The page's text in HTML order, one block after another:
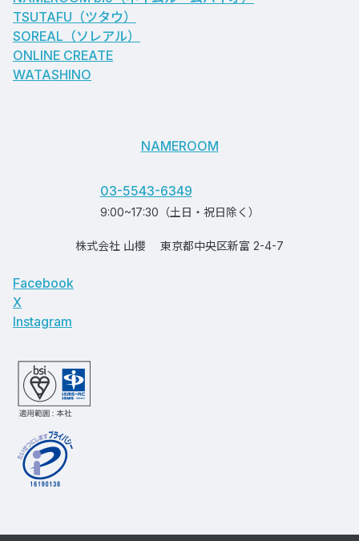
TSUTAFU（ツタウ）
SOREAL（ソレアル）
ONLINE CREATE
WATASHINO
NAMEROOM
03-5543-6349
9:00~17:30（土日・祝日除く）
株式会社 山櫻 東京都中央区新富 2-4-7
Facebook
X
Instagram